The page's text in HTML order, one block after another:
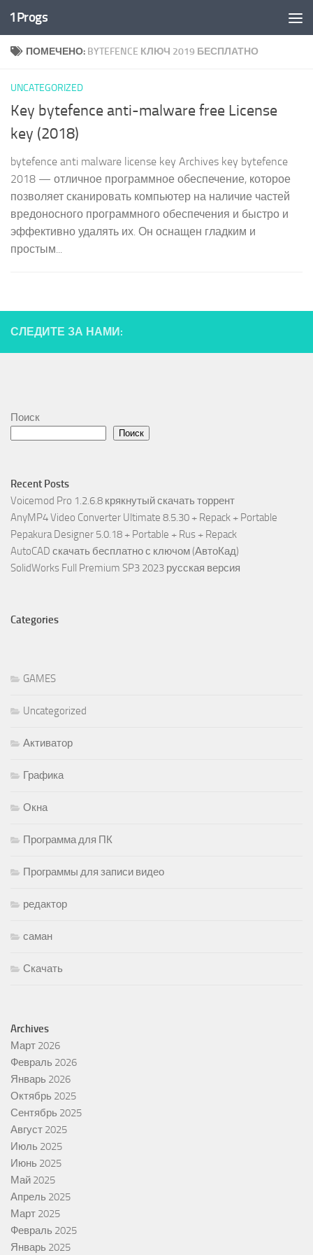
Перейти к содержимому
1Progs
ПОМЕЧЕНО: BYTEFENCE КЛЮЧ 2019 БЕСПЛАТНО
UNCATEGORIZED
Key bytefence anti-malware free License
key (2018)
bytefence anti malware license key Archives key bytefence
2018 — отличное программное обеспечение, которое
позволяет сканировать компьютер на наличие частей
вредоносного программного обеспечения и быстро и
эффективно удалять их. Он оснащен гладким и
простым...
СЛЕДИТЕ ЗА НАМИ:
Поиск
Поиск
Recent Posts
Voicemod Pro 1.2.6.8 крякнутый скачать торрент
AnyMP4 Video Converter Ultimate 8.5.30 + Repack + Portable
Pepakura Designer 5.0.18 + Portable + Rus + Repack
AutoCAD скачать бесплатно с ключом (АвтоКад)
SolidWorks Full Premium SP3 2023 русская версия
Categories
GAMES
Uncategorized
Активатор
Графика
Окна
Программа для ПК
Программы для записи видео
редактор
саман
Скачать
Archives
Март 2026
Февраль 2026
Январь 2026
Октябрь 2025
Сентябрь 2025
Август 2025
Июль 2025
Июнь 2025
Май 2025
Апрель 2025
Март 2025
Февраль 2025
Январь 2025